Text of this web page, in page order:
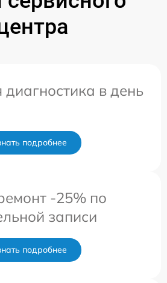
диагностика в день
подробнее
-25% по
записи
подробнее